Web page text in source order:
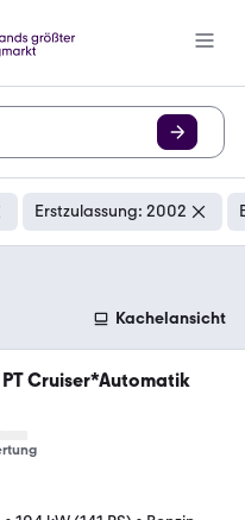
Erstzulassung: 2002
Kachelansicht
Cruiser*Automatik